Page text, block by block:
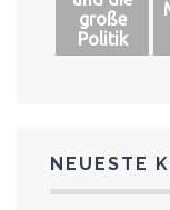
große
Politik
NEUESTE